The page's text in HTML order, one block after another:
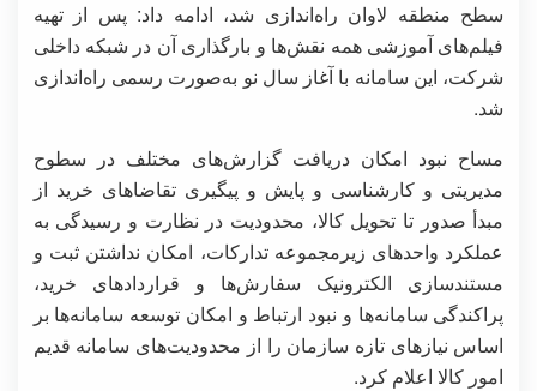
سطح منطقه لاوان راه‌اندازی شد، ادامه داد: پس از تهیه
فیلم‌های آموزشی همه نقش‌ها و بارگذاری آن در شبکه داخلی
شرکت، این سامانه با آغاز سال نو به‌صورت رسمی راه‌اندازی
شد.
مساح نبود امکان دریافت گزارش‌های مختلف در سطوح
مدیریتی و کارشناسی و پایش و پیگیری تقاضاهای خرید از
مبدأ صدور تا تحویل کالا، محدودیت در نظارت و رسیدگی به
عملکرد واحدهای زیرمجموعه تدارکات، امکان نداشتن ثبت و
مستندسازی الکترونیک سفارش‌ها و قراردادهای خرید،
پراکندگی سامانه‌ها و نبود ارتباط و امکان توسعه سامانه‌ها بر
اساس نیازهای تازه سازمان را از محدودیت‌های سامانه قدیم
امور کالا اعلام کرد.